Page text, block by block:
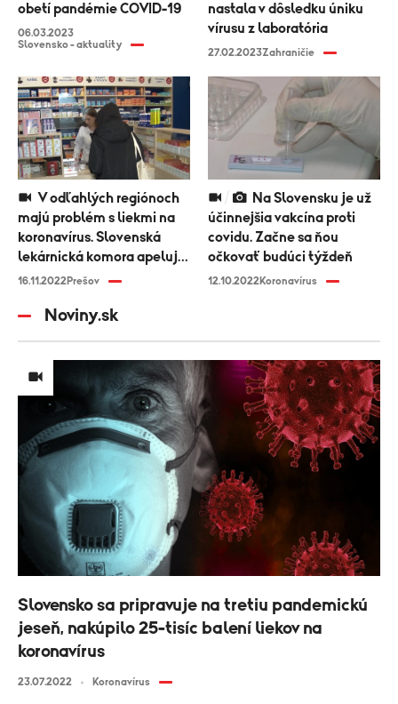
obetí pandémie COVID-19
06.03.2023
Slovensko - aktuality
nastala v dôsledku úniku
vírusu z laboratória
27.02.2023Zahraničie
majú problém s liekmi na
koronavírus. Slovenská
lekárnická komora apeluje
na ministerstvo
16.11.2022Prešov
účinnejšia vakcína proti
covidu. Začne sa ňou
očkovať budúci týždeň
12.10.2022Koronavírus
Noviny.sk
Slovensko sa pripravuje na tretiu pandemickú
jeseň, nakúpilo 25-tisíc balení liekov na
koronavírus
23.07.2022 Koronavírus